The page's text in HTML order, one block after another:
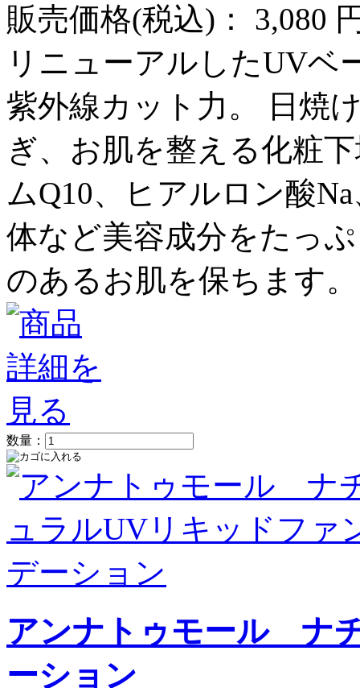
販売価格(税込)： 3,080
リニューアルしたUVベ
紫外線カット力。 日焼
ぎ、お肌を整える化粧
ムQ10、ヒアルロン酸
体など美容成分をたっ
のあるお肌を保ちます。
数量：
アンナトゥモール ナ
ーション